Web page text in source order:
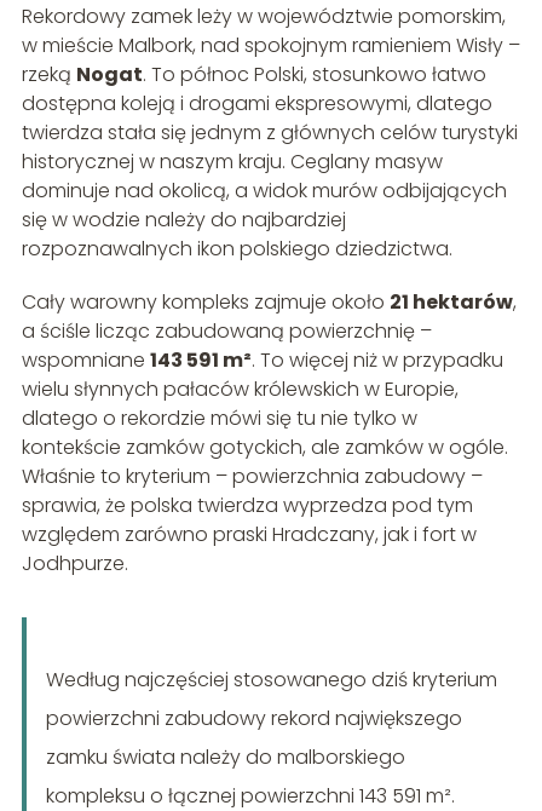
Rekordowy zamek leży w województwie pomorskim,
w mieście Malbork, nad spokojnym ramieniem Wisły –
rzeką Nogat. To północ Polski, stosunkowo łatwo
dostępna koleją i drogami ekspresowymi, dlatego
twierdza stała się jednym z głównych celów turystyki
historycznej w naszym kraju. Ceglany masyw
dominuje nad okolicą, a widok murów odbijających
się w wodzie należy do najbardziej
rozpoznawalnych ikon polskiego dziedzictwa.
Cały warowny kompleks zajmuje około 21 hektarów,
a ściśle licząc zabudowaną powierzchnię –
wspomniane 143 591 m². To więcej niż w przypadku
wielu słynnych pałaców królewskich w Europie,
dlatego o rekordzie mówi się tu nie tylko w
kontekście zamków gotyckich, ale zamków w ogóle.
Właśnie to kryterium – powierzchnia zabudowy –
sprawia, że polska twierdza wyprzedza pod tym
względem zarówno praski Hradczany, jak i fort w
Jodhpurze.
Według najczęściej stosowanego dziś kryterium
powierzchni zabudowy rekord największego
zamku świata należy do malborskiego
kompleksu o łącznej powierzchni 143 591 m².